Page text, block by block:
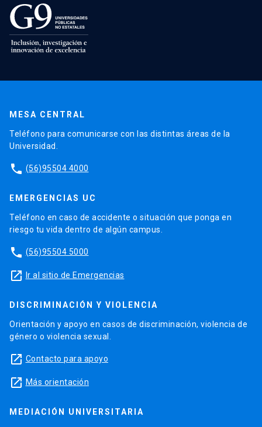
MESA CENTRAL
Teléfono para comunicarse con las distintas áreas de la
Universidad.
phone (56)95504 4000
EMERGENCIAS UC
Teléfono en caso de accidente o situación que ponga en
riesgo tu vida dentro de algún campus.
phone (56)95504 5000
launch Ir al sitio de Emergencias
DISCRIMINACIÓN Y VIOLENCIA
Orientación y apoyo en casos de discriminación, violencia de
género o violencia sexual.
launch Contacto para apoyo
launch Más orientación
MEDIACIÓN UNIVERSITARIA